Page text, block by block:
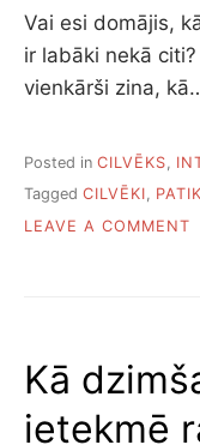
Vai esi domājis,
ir labāki nekā
vienkārši zina,
Posted in CILVĒKS
Tagged CILVĒKI,
LEAVE A COMMENT
Kā
ietekmē